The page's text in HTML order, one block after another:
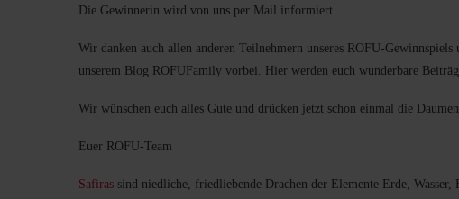
Die Gewinnerin wird von uns per Mail informiert.
Wir danken auch allen anderen Teilnehmern unseres ROFU-
unserem Blog ROFUFamily vorbei. Hier werden euch wunderbare
Wir wünschen euch alles Gute und drücken jetzt schon einmal die
Euer ROFU-Team
Safiras sind niedliche, friedliebende Drachen der Elemente Erde,